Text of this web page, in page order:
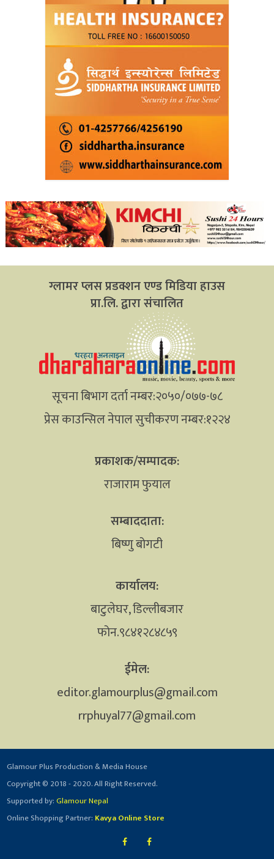
ग्लामर प्लस प्रडक्शन एण्ड मिडिया हाउस
प्रा.लि. द्वारा संचालित
सूचना बिभाग दर्ता नम्बर:२०५०/०७७-७८
प्रेस काउन्सिल नेपाल सुचीकरण नम्बर:१२२४
प्रकाशक/सम्पादक:
राजाराम फुयाल
सम्बाददाता:
बिष्णु बोगटी
कार्यालय:
बाटुलेघर, डिल्लीबजार
फोन.९८४१२८४८५९
ईमेल:
editor.glamourplus@gmail.com
rrphuyal77@gmail.com
Glamour Plus Production & Media House
Copyright © 2018 - 2020. All Right Reserved.
Supported by:Glamour Nepal
Online Shopping Partner: Kavya Online Store